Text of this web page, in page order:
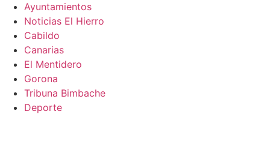
Ayuntamientos
Noticias El Hierro
Cabildo
Canarias
El Mentidero
Gorona
Tribuna Bimbache
Deporte